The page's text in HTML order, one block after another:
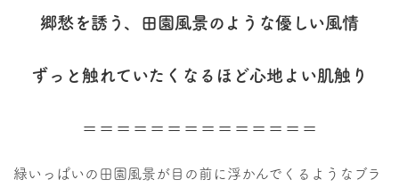
郷愁を誘う、田園風景のような優しい風情
ずっと触れていたくなるほど心地よい肌触り
＝＝＝＝＝＝＝＝＝＝＝＝＝＝
緑いっぱいの田園風景が目の前に浮かんでくるようなブラ